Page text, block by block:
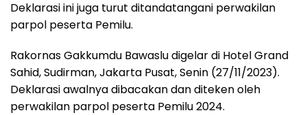
Deklarasi ini juga turut ditandatangani perwakilan
parpol peserta Pemilu.
Rakornas Gakkumdu Bawaslu digelar di Hotel Grand
Sahid, Sudirman, Jakarta Pusat, Senin (27/11/2023).
Deklarasi awalnya dibacakan dan diteken oleh
perwakilan parpol peserta Pemilu 2024.